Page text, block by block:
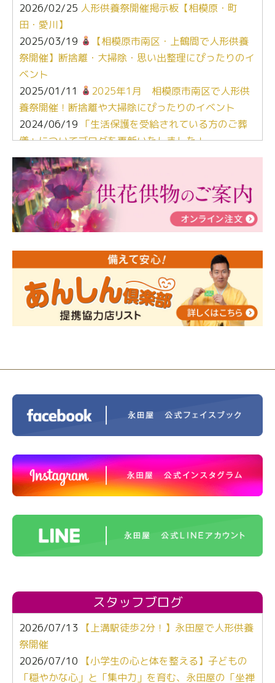
2026/02/25 人形供養祭開催掲示板【相模原・町
田・愛川】
2025/03/19
【相模原市南区・上鶴間で人形供養
祭開催】断捨離・大掃除・思い出整理にぴったりのイ
ベント
2025/01/11
2025年1月 相模原市南区で人形供
養祭開催！断捨離や大掃除にぴったりのイベント
2024/06/19 「生活保護を受給されている方のご葬
儀」についてブログを更新いたしました！
2024/03/06【終活なるほど教室】「マンガで学
ぶ！はじめてのお葬式」小さな家族葬ハウス®町田成
瀬 ご参加ありがとうございました！
2024/01/19令和6年能登半島地震災害の寄付のご報
告
人形供養 寄付のご報告
2023/12/16終活なるほど教室＠小さな家族葬ハウ
ス®上鶴間 エンディングノートを書いてみよう！
2023/11/29 永田屋創業110周年記念式典 レンブラ
ントホテル東京町田
スタッフブログ
2026/07/13
【上溝駅徒歩2分！】永田屋で人形供養
祭開催
2026/07/10
【小学生の心と体を整える】子どもの
「穏やかな心」と「集中力」を育む、永田屋の「坐禅